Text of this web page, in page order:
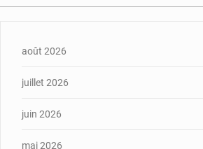
août 2026
juillet 2026
juin 2026
mai 2026